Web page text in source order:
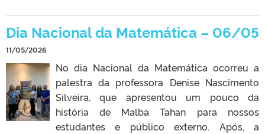
Dia Nacional da Matemática – 06/05
11/05/2026
No dia Nacional da Matemática ocorreu a
palestra da professora Denise Nascimento
Silveira, que apresentou um pouco da
história de Malba Tahan para nossos
estudantes e público externo. Após, a